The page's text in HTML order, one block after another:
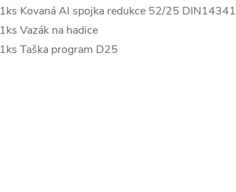
1ks Kovaná Al spojka redukce 52/25 DIN14341
1ks Vazák na hadice
1ks Taška program D25